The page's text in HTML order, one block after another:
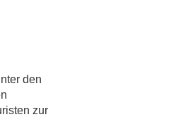
den
zur